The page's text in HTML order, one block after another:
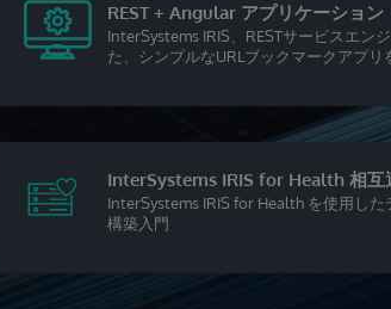
REST + Angular アプリケーション
InterSystems IRIS、RESTサービスエン
た、シンプルなURLブックマークアプリ
InterSystems IRIS for Health 相互
InterSystems IRIS for Health を使用し
構築入門